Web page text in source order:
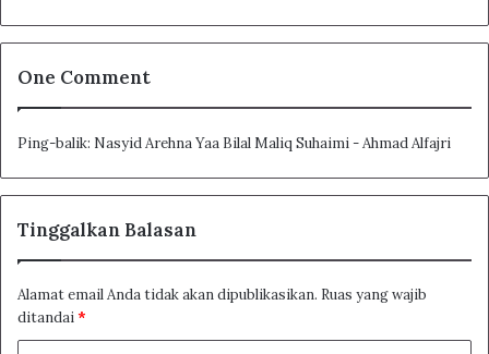
One Comment
Ping-balik: Nasyid Arehna Yaa Bilal Maliq Suhaimi - Ahmad Alfajri
Tinggalkan Balasan
Alamat email Anda tidak akan dipublikasikan. Ruas yang wajib
ditandai*